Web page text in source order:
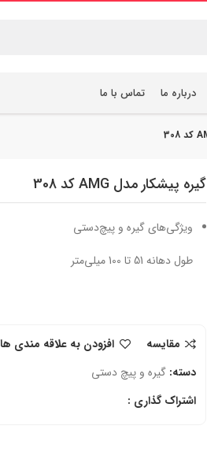
درباره ما تماس با ما
گیره پیشکار مدل AMG کد 308
ویژگی‌های گیره و پیچ‌دستی
طول دهانه 51 تا 100 میلی‌متر
مقایسه
افزودن به علاقه مندی ها
دسته: گیره و پیچ دستی
اشتراک گذاری :